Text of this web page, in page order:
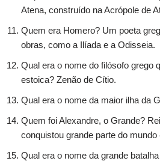
Atena, construído na Acrópole de
Quem era Homero? Um poeta
obras, como a Ilíada e a Odisseia.
Qual era o nome do filósofo grego
estoica? Zenão de Cítio.
Qual era o nome da maior ilha da
Quem foi Alexandre, o Grande?
conquistou grande parte do mundo
Qual era o nome da grande